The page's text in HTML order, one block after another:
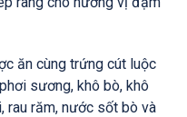
ăn cùng trứng cút luộc
sương, khô bò, khô
rau răm, nước sốt bò và